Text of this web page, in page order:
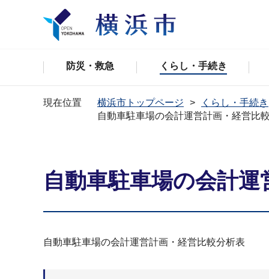
防災・救急 くらし・手続き
現在位置 横浜市トップページ くらし・手続き
自動車駐車場の会計運営計画・経営比
自動車駐車場の会計
自動車駐車場の会計運営計画・経営比較分析表